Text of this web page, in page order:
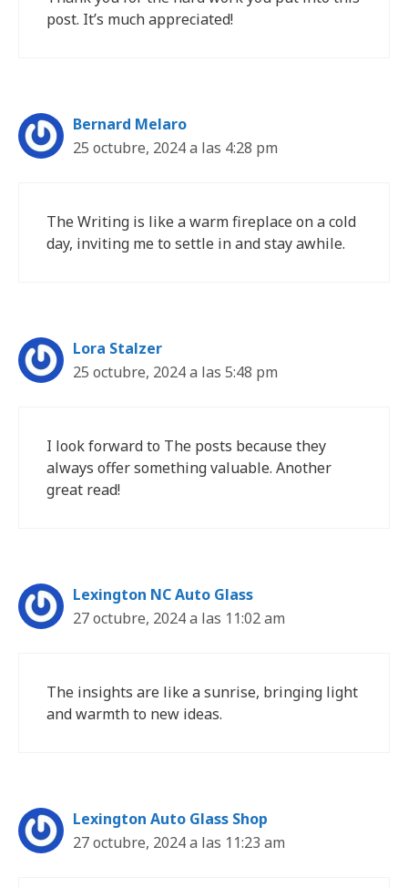
post. It’s much appreciated!
Bernard Melaro
25 octubre, 2024 a las 4:28 pm
The Writing is like a warm fireplace on a cold
day, inviting me to settle in and stay awhile.
Lora Stalzer
25 octubre, 2024 a las 5:48 pm
I look forward to The posts because they
always offer something valuable. Another
great read!
Lexington NC Auto Glass
27 octubre, 2024 a las 11:02 am
The insights are like a sunrise, bringing light
and warmth to new ideas.
Lexington Auto Glass Shop
27 octubre, 2024 a las 11:23 am